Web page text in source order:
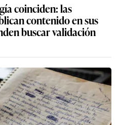
coinciden: las
contenido en sus
buscar validación